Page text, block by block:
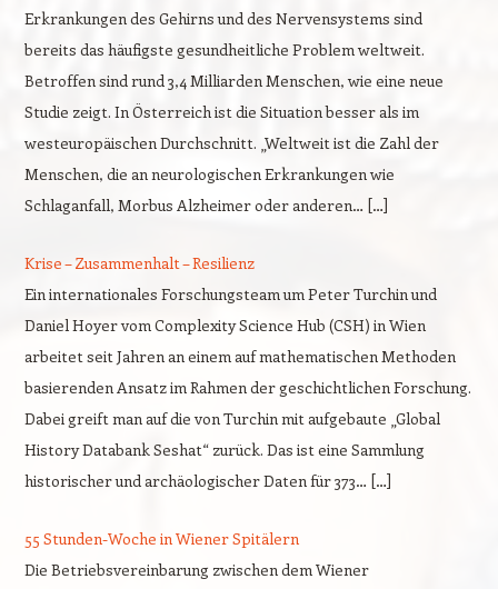
Erkrankungen des Gehirns und des Nervensystems sind
bereits das häufigste gesundheitliche Problem weltweit.
Betroffen sind rund 3,4 Milliarden Menschen, wie eine neue
Studie zeigt. In Österreich ist die Situation besser als im
westeuropäischen Durchschnitt. „Weltweit ist die Zahl der
Menschen, die an neurologischen Erkrankungen wie
Schlaganfall, Morbus Alzheimer oder anderen… […]
Krise – Zusammenhalt – Resilienz
Ein internationales Forschungsteam um Peter Turchin und
Daniel Hoyer vom Complexity Science Hub (CSH) in Wien
arbeitet seit Jahren an einem auf mathematischen Methoden
basierenden Ansatz im Rahmen der geschichtlichen Forschung.
Dabei greift man auf die von Turchin mit aufgebaute „Global
History Databank Seshat“ zurück. Das ist eine Sammlung
historischer und archäologischer Daten für 373… […]
55 Stunden-Woche in Wiener Spitälern
Die Betriebsvereinbarung zwischen dem Wiener